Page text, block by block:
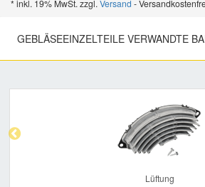
* inkl. 19% MwSt. zzgl. Versand -
GEBLÄSEEINZELTEILE VERWANDTE
Lüftung